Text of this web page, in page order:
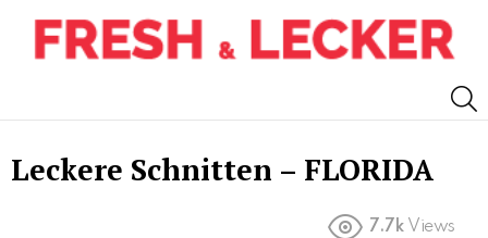
Leckere Schnitten – FLORIDA
7.7k Views